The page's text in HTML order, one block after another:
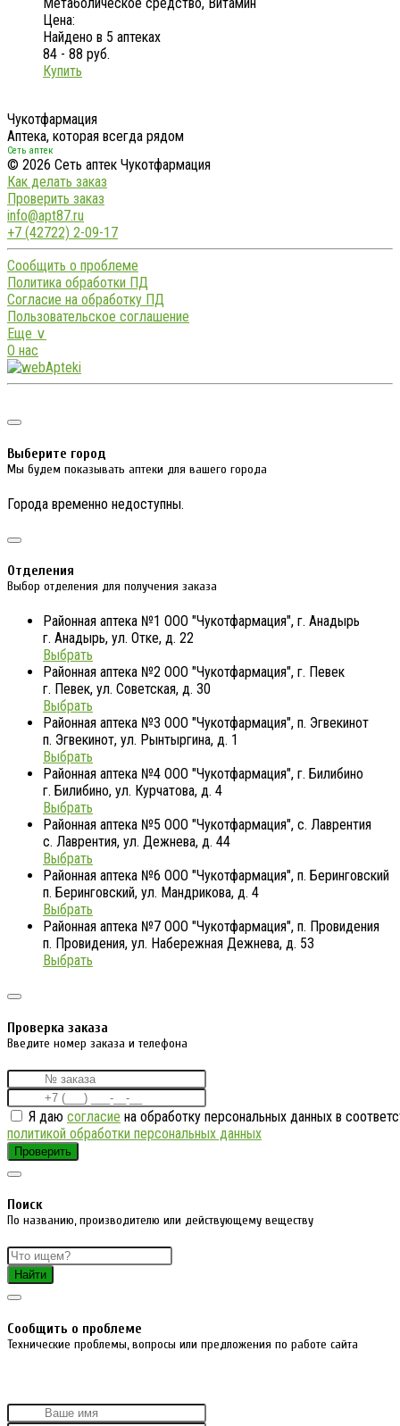
Цена:
Найдено в 5 аптеках
84 - 88 руб.
Купить
Чукотфармация
Аптека, которая всегда рядом
Сеть аптек
© 2026 Сеть аптек Чукотфармация
Как делать заказ
Проверить заказ
info@apt87.ru
+7 (42722) 2-09-17
Сообщить о проблеме
Политика обработки ПД
Согласие на обработку ПД
Пользовательское соглашение
Еще ∨
О нас
Выберите город
Мы будем показывать аптеки для вашего города
Города временно недоступны.
Отделения
Выбор отделения для получения заказа
Районная аптека №1 ООО "Чукотфармация", г. Анадырь
г. Анадырь, ул. Отке, д. 22
Выбрать
Районная аптека №2 ООО "Чукотфармация", г. Певек
г. Певек, ул. Советская, д. 30
Выбрать
Районная аптека №3 ООО "Чукотфармация", п. Эгвекинот
п. Эгвекинот, ул. Рынтыргина, д. 1
Выбрать
Районная аптека №4 ООО "Чукотфармация", г. Билибино
г. Билибино, ул. Курчатова, д. 4
Выбрать
Районная аптека №5 ООО "Чукотфармация", с. Лаврентия
с. Лаврентия, ул. Дежнева, д. 44
Выбрать
Районная аптека №6 ООО "Чукотфармация", п. Беринговский
п. Беринговский, ул. Мандрикова, д. 4
Выбрать
Районная аптека №7 ООО "Чукотфармация", п. Провидения
п. Провидения, ул. Набережная Дежнева, д. 53
Выбрать
Проверка заказа
Введите номер заказа и телефона
Я даю согласие на обработку персональных данных в
политикой обработки персональных данных
Проверить
Поиск
По названию, производителю или действующему веществу
Найти
Cообщить о проблеме
Технические проблемы, вопросы или предложения по работе сайта